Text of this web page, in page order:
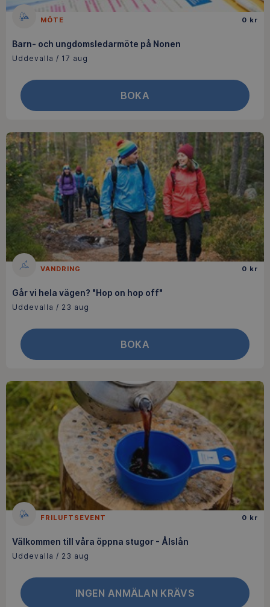
MÖTE 0 kr
Barn- och ungdomsledarmöte på Nonen
Uddevalla / 17 aug
BOKA
VANDRING 0 kr
Går vi hela vägen? "Hop on hop off"
Uddevalla / 23 aug
BOKA
FRILUFTSEVENT 0 kr
Välkommen till våra öppna stugor - Ålslån
Uddevalla / 23 aug
INGEN ANMÄLAN KRÄVS